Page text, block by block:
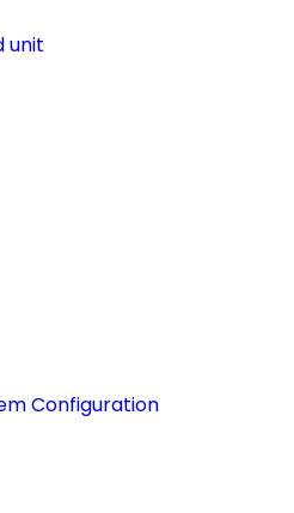
unit
Configuration